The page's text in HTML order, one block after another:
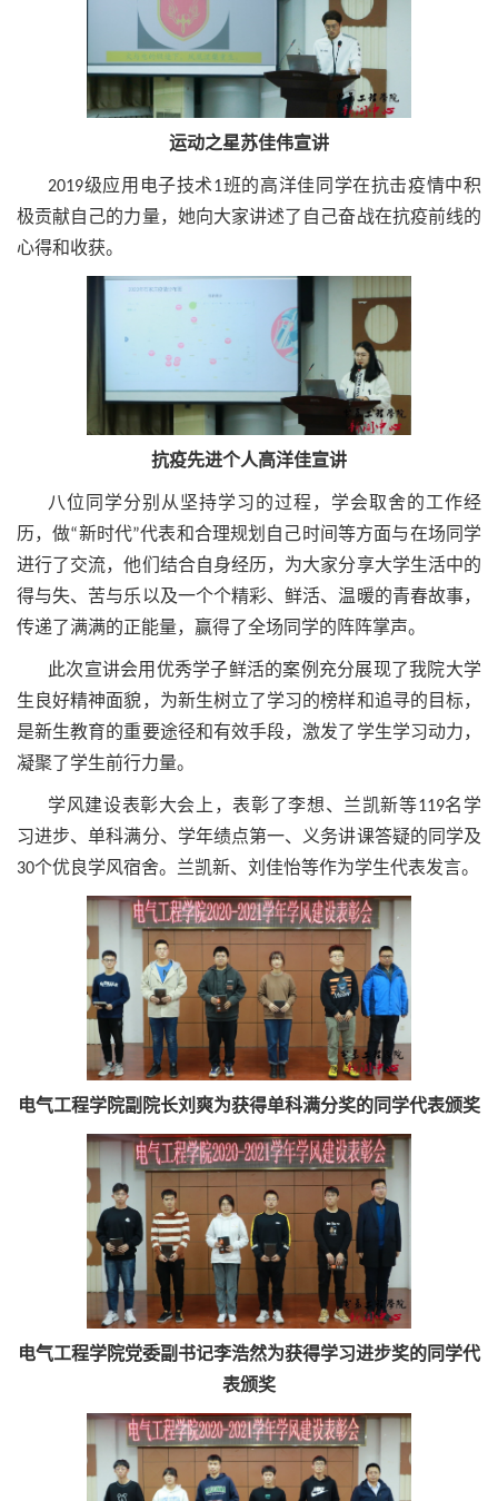
运动之星苏佳伟宣讲
2019级应用电子技术1班的高洋佳同学在抗击疫情中积
极贡献自己的力量，她向大家讲述了自己奋战在抗疫前线的
心得和收获。
抗疫先进个人高洋佳宣讲
八位同学分别从坚持学习的过程，学会取舍的工作经
历，做“新时代”代表和合理规划自己时间等方面与在场同学
进行了交流，他们结合自身经历，为大家分享大学生活中的
得与失、苦与乐以及一个个精彩、鲜活、温暖的青春故事，
传递了满满的正能量，赢得了全场同学的阵阵掌声。
此次宣讲会用优秀学子鲜活的案例充分展现了我院大学
生良好精神面貌，为新生树立了学习的榜样和追寻的目标，
是新生教育的重要途径和有效手段，激发了学生学习动力，
凝聚了学生前行力量。
学风建设表彰大会上，表彰了李想、兰凯新等119名学
习进步、单科满分、学年绩点第一、义务讲课答疑的同学及
30个优良学风宿舍。兰凯新、刘佳怡等作为学生代表发言。
电气工程学院副院长刘爽为获得单科满分奖的同学代表颁奖
电气工程学院党委副书记李浩然为获得学习进步奖的同学代
表颁奖